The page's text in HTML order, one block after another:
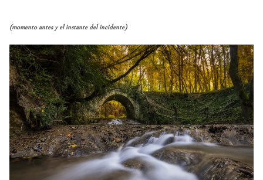
(momento antes y el instantedel incidente)